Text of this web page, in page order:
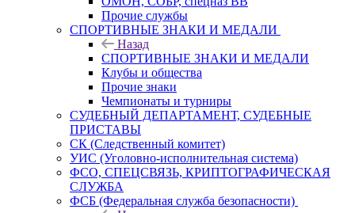
Прочие службы
СПОРТИВНЫЕ ЗНАКИ И МЕДАЛИ
Назад
СПОРТИВНЫЕ ЗНАКИ И МЕДАЛИ
Клубы и общества
Прочие знаки
Чемпионаты и турниры
СУДЕБНЫЙ ДЕПАРТАМЕНТ, СУДЕБНЫЕ
ПРИСТАВЫ
СК (Следственный комитет)
УИС (Уголовно-исполнительная система)
ФСО, СПЕЦСВЯЗЬ, КРИПТОГРАФИЧЕСКАЯ
СЛУЖБА
ФСБ (Федеральная служба безопасности)